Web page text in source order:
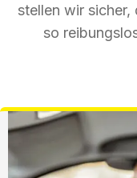
stellen wir sicher,
so